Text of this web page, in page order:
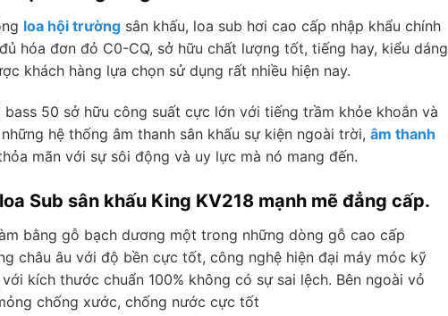
loa hội trường sân khấu, loa sub hơi cao cấp nhập khẩu chính
hóa đơn đỏ C0-CQ, sở hữu chất lượng tốt, tiếng hay, kiểu dáng
khách hàng lựa chọn sử dụng rất nhiều hiện nay.
bass 50 sở hữu công suất cực lớn với tiếng trầm khỏe khoắn và
hệ thống âm thanh sân khấu sự kiện ngoài trời, âm thanh
mãn với sự sôi động và uy lực mà nó mang đến.
Sub sân khấu King KV218 mạnh mẽ đẳng cấp.
bằng gỗ bạch dương một trong những dòng gỗ cao cấp
châu âu với độ bền cực tốt, công nghệ hiện đại máy móc kỹ
kích thước chuẩn 100% không có sự sai lệch. Bên ngoài vỏ
chống xước, chống nước cực tốt